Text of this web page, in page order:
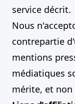
service décrit.
Nous
contrepartie
mentions
médiatiques
mérite, et non